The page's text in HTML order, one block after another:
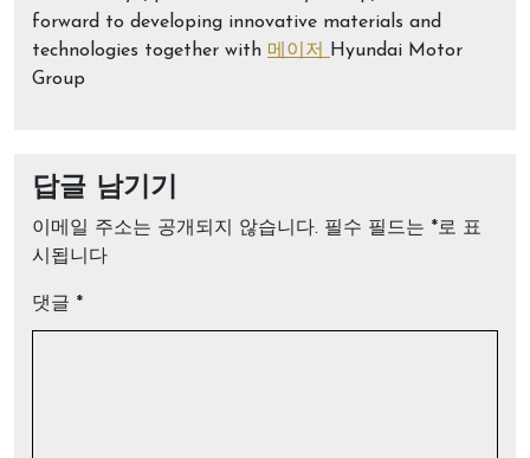
forward to developing innovative materials and
technologies together with 메이저
Hyundai Motor
Group
답글 남기기
이메일 주소는 공개되지 않습니다. 필수 필드는 *로 표
시됩니다
댓글 *